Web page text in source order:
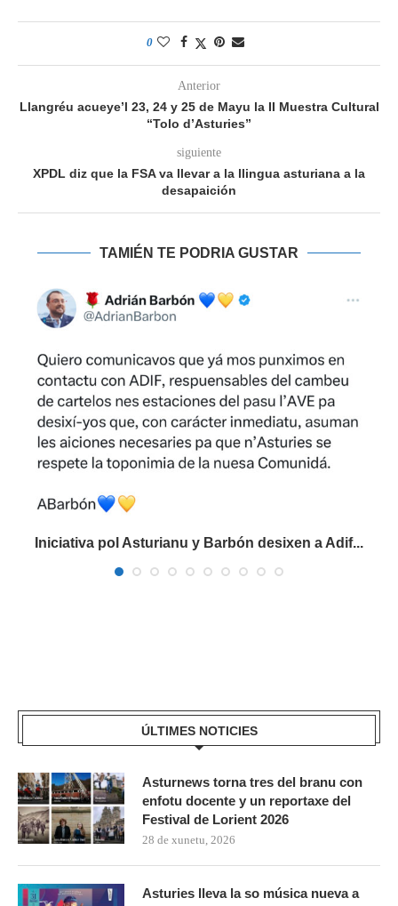
0
Anterior
Llangréu acueye’l 23, 24 y 25 de Mayu la II Muestra Cultural
“Tolo d’Asturies”
siguiente
XPDL diz que la FSA va llevar a la llingua asturiana a la
desapaición
TAMIÉN TE PODRIA GUSTAR
Iniciativa pol Asturianu y Barbón desixen a Adif...
ÚLTIMES NOTICIES
Asturnews torna tres del branu con
enfotu docente y un reportaxe del
Festival de Lorient 2026
28 de xunetu, 2026
Asturies lleva la so música nueva a